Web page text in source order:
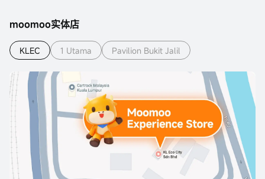
moomoo实体店
KLEC 1 Utama Pavilion Bukit Jalil